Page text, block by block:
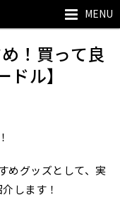
MENU
！買って良
ル】
めグッズとして、実
します！